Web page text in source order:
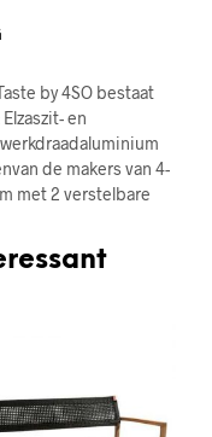
by 4SO bestaat
en
de makers van 4-
met 2 verstelbare